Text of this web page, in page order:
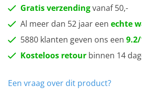
Gratis verzendingvanaf 50,-
Al meer dan 52 jaar een echte
5880 klanten geven ons een
Kosteloos retour binnen 14
Een vraag over dit product?